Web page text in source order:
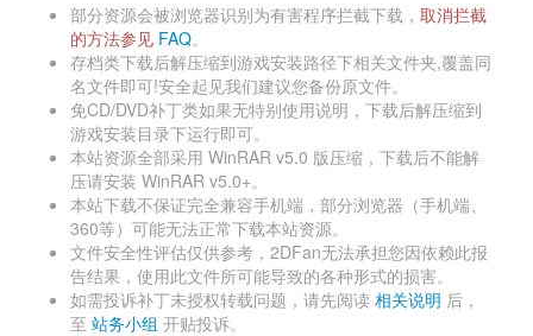
部分资源会被浏览器识别为有害程序拦截下载， 取消拦截
的方法参见 FAQ。
存档类下载后解压缩到游戏安装路径下相关文件夹,覆盖同
名文件即可!安全起见我们建议您备份原文件。
免CD/DVD补丁类如果无特别使用说明，下载后解压缩到
游戏安装目录下运行即可。
本站资源全部采用 WinRAR v5.0 版压缩，下载后不能解
压请安装 WinRAR v5.0+。
本站下载不保证完全兼容手机端，部分浏览器（手机端、
360等）可能无法正常下载本站资源。
文件安全性评估仅供参考，2DFan无法承担您因依赖此报
告结果，使用此文件所可能导致的各种形式的损害。
如需投诉补丁未授权转载问题，请先阅读 相关说明 后，
至 站务小组 开贴投诉。